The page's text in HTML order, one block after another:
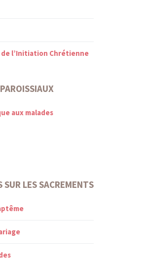
de l’Initiation Chrétienne
aux malades
LES SACREMENTS